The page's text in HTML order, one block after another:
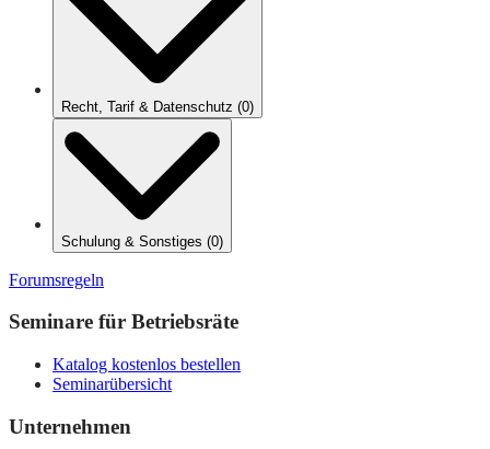
Recht, Tarif & Datenschutz (0)
Schulung & Sonstiges (0)
Forumsregeln
Seminare für Betriebsräte
Katalog kostenlos bestellen
Seminarübersicht
Unternehmen